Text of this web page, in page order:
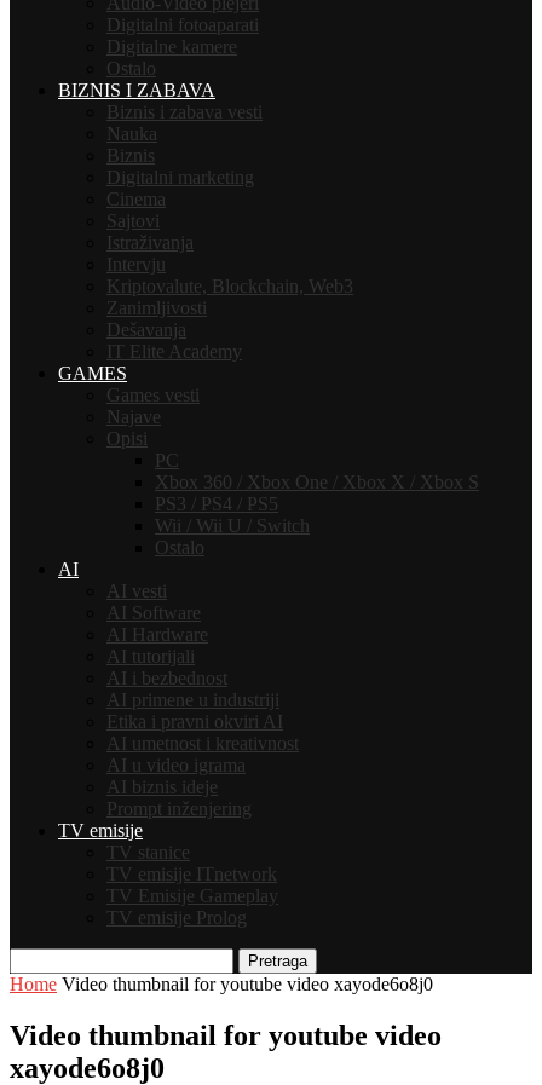
Digitalni fotoaparati
Digitalne kamere
Ostalo
BIZNIS I ZABAVA
Biznis i zabava vesti
Nauka
Biznis
Digitalni marketing
Cinema
Sajtovi
Istraživanja
Intervju
Kriptovalute, Blockchain, Web3
Zanimljivosti
Dešavanja
IT Elite Academy
GAMES
Games vesti
Najave
Opisi
PC
Xbox 360 / Xbox One / Xbox X / Xbox S
PS3 / PS4 / PS5
Wii / Wii U / Switch
Ostalo
AI
AI vesti
AI Software
AI Hardware
AI tutorijali
AI i bezbednost
AI primene u industriji
Etika i pravni okviri AI
AI umetnost i kreativnost
AI u video igrama
AI biznis ideje
Prompt inženjering
TV emisije
TV stanice
TV emisije ITnetwork
TV Emisije Gameplay
TV emisije Prolog
Pretraga
Home Video thumbnail for youtube video xayode6o8j0
Video thumbnail for youtube video
xayode6o8j0